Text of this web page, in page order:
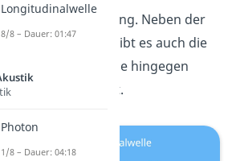
Ausbreitungsrichtung. Neben der
Longitudinalwelle gibt es auch die
Transversalwelle, die hingegen
senkrecht schwingt.
Longitudinalwelle
8/8 – Dauer: 01:47
Photon
1/8 – Dauer: 04:18